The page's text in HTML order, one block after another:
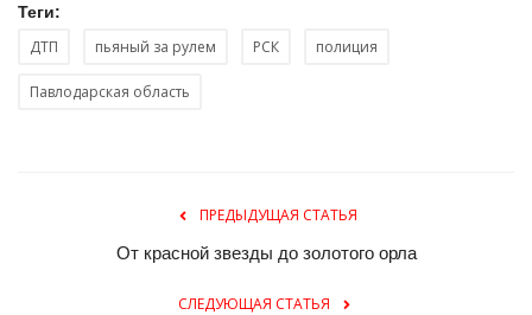
Теги:
ДТП пьяный за рулем РСК полиция
Павлодарская область
ПРЕДЫДУЩАЯ СТАТЬЯ
От красной звезды до золотого орла
СЛЕДУЮЩАЯ СТАТЬЯ